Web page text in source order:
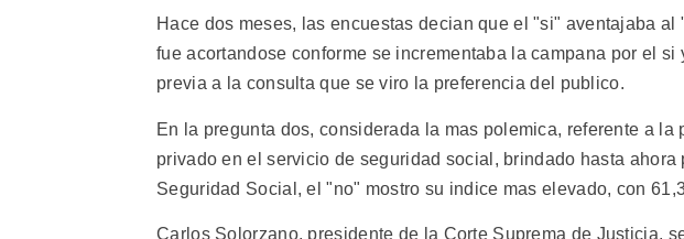
Hace dos meses, las encuestas decian que el "si" aventajaba
fue acortandose conforme se incrementaba la campana por el
previa a la consulta que se viro la preferencia del publico.
En la pregunta dos, considerada la mas polemica, referente a la
privado en el servicio de seguridad social, brindado hasta ahora
Seguridad Social, el "no" mostro su indice mas elevado, con
Carlos Solorzano, presidente de la Corte Suprema de Justicia,